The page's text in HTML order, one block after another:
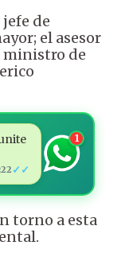
de
el asesor
ministro de
✓✓
1
torno a esta